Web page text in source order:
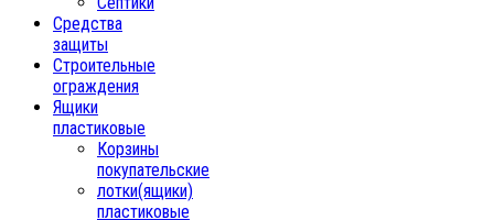
Средства
защиты
Строительные
ограждения
Ящики
пластиковые
Корзины
покупательские
лотки(ящики)
пластиковые